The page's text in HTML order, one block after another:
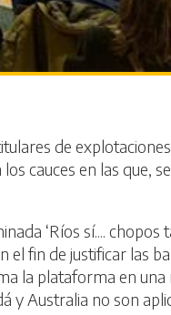
de
cauces en las que,
‘Ríos sí.... chopos
fin de justificar las
la plataforma en
y Australia no son